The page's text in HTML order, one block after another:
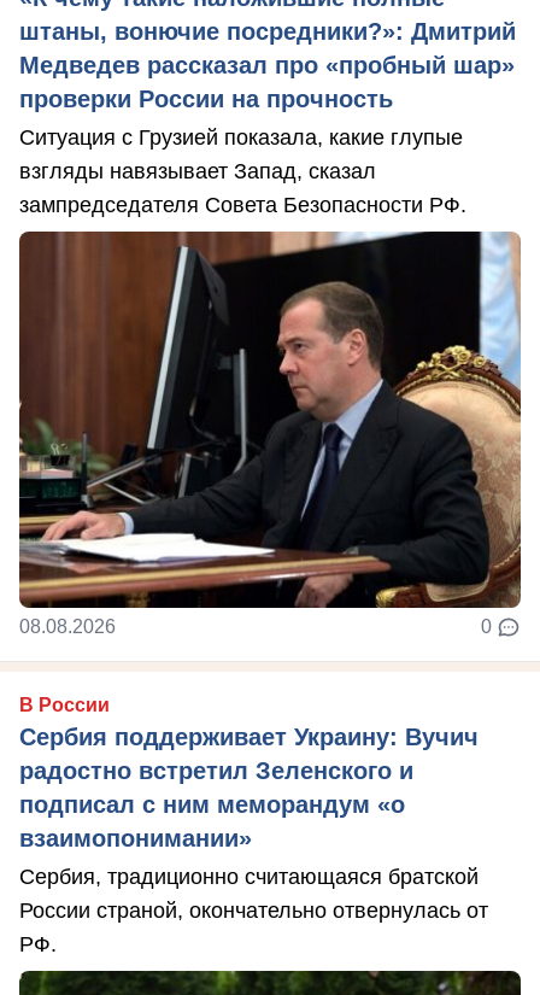
штаны, вонючие посредники?»: Дмитрий
Медведев рассказал про «пробный шар»
проверки России на прочность
Ситуация с Грузией показала, какие глупые
взгляды навязывает Запад, сказал
зампредседателя Совета Безопасности РФ.
08.08.2026 0
В России
Сербия поддерживает Украину: Вучич
радостно встретил Зеленского и
подписал с ним меморандум «о
взаимопонимании»
Сербия, традиционно считающаяся братской
России страной, окончательно отвернулась от
РФ.